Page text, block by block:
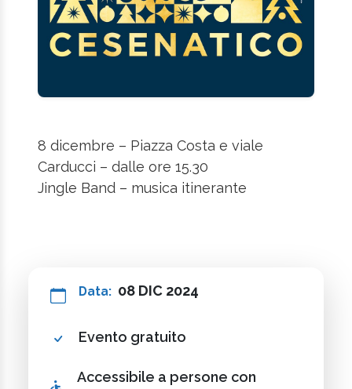
8 dicembre – Piazza Costa e viale
Carducci – dalle ore 15.30
Jingle Band – musica itinerante
Data: 08 DIC 2024
Evento gratuito
Accessibile a persone con